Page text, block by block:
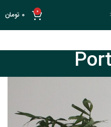
0
0 تومان